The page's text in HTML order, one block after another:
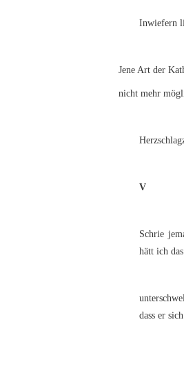
Inwiefern
Jene Art der
nicht mehr
V
Schrie
hätt ich
dass er